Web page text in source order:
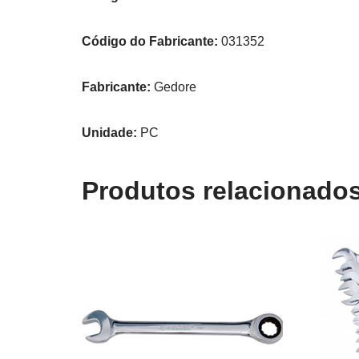
Código do Fabricante: 031352
Fabricante: Gedore
Unidade: PC
Produtos